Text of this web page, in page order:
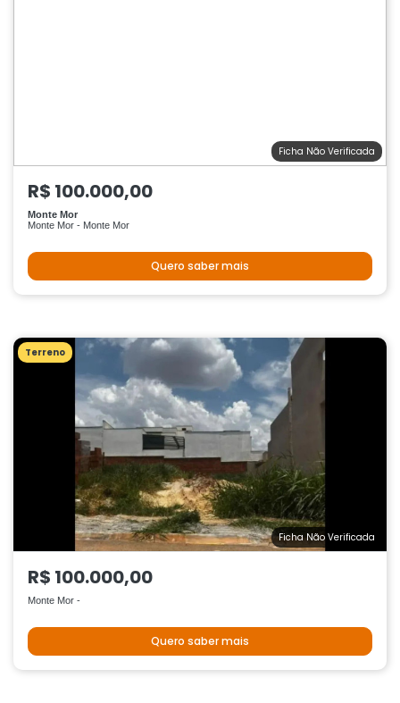
Ficha Não Verificada
R$ 100.000,00
Monte Mor
Monte Mor - Monte Mor
Quero saber mais
Terreno
Ficha Não Verificada
R$ 100.000,00
Monte Mor -
Quero saber mais